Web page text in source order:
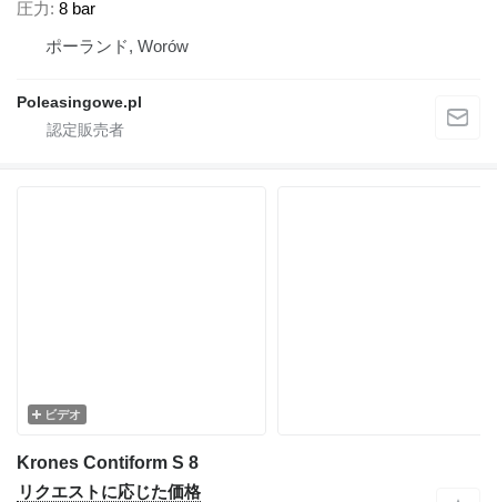
圧力 8 bar
ポーランド, Worów
Poleasingowe.pl
ビデオ
Krones Contiform S 8
リクエストに応じた価格